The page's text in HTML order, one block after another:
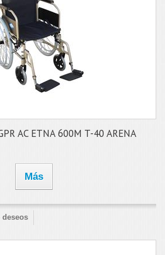
AC ETNA 600M T-40 ARENA
Más